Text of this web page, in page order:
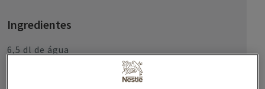
Ingredientes
6,5 dl de água